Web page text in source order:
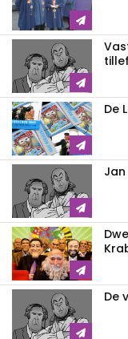
De
Jan
De